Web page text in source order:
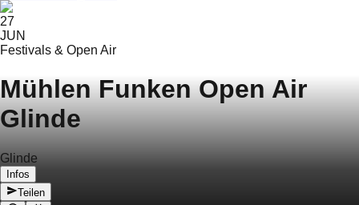
27
JUN
Festivals & Open Air
Mühlen Funken Open Air
Glinde
Glinde
Infos
Teilen